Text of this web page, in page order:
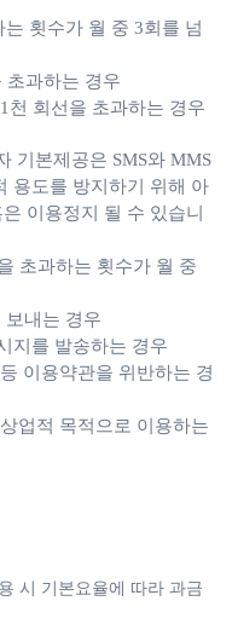
횟수가 월 중 3회를 넘
초과하는 경우
천 회선을 초과하는 경우
기본제공은 SMS와 MMS
용도를 방지하기 위해 아
이용정지 될 수 있습니
초과하는 횟수가 월 중
보내는 경우
지를 발송하는 경우
이용약관을 위반하는 경
업적 목적으로 이용하는
시 기본요율에 따라 과금